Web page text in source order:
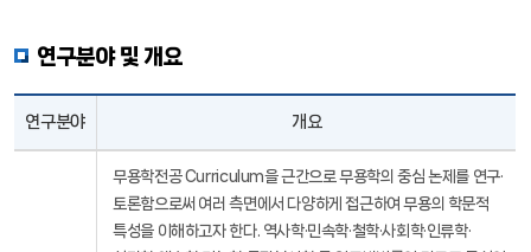
연구분야 및 개요
연구분야 개요
무용학전공 Curriculum을 근간으로 무용학의 중심 논제를 연구·
토론함으로써 여러 측면에서 다양하게 접근하여 무용의 학문적
특성을 이해하고자 한다. 역사학·민속학·철학·사회학·인류학·